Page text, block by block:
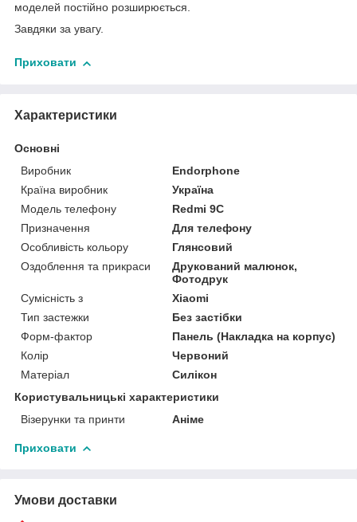
моделей постійно розширюється.
Завдяки за увагу.
Приховати
Характеристики
Основні
Виробник
Endorphone
Країна виробник
Україна
Модель телефону
Redmi 9C
Призначення
Для телефону
Особливість кольору
Глянсовий
Оздоблення та прикраси
Друкований малюнок,
Фотодрук
Сумісність з
Xiaomi
Тип застежки
Без застібки
Форм-фактор
Панель (Накладка на корпус)
Колір
Червоний
Матеріал
Силікон
Користувальницькі характеристики
Візерунки та принти
Аніме
Приховати
Умови доставки